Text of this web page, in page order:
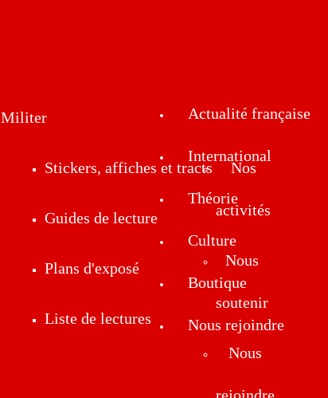
Militer
Stickers, affiches et tracts
Guides de lecture
Plans d'exposé
Liste de lectures
Nos
activités
Nous
soutenir
Nous
Actualité française
International
Théorie
Culture
Boutique
Nous rejoindre